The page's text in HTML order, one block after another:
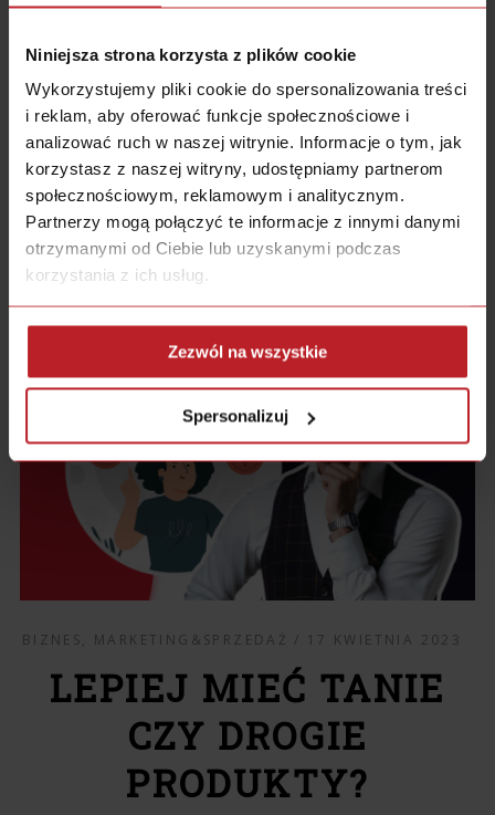
Niniejsza strona korzysta z plików cookie
Wykorzystujemy pliki cookie do spersonalizowania treści
i reklam, aby oferować funkcje społecznościowe i
analizować ruch w naszej witrynie. Informacje o tym, jak
korzystasz z naszej witryny, udostępniamy partnerom
społecznościowym, reklamowym i analitycznym.
Partnerzy mogą połączyć te informacje z innymi danymi
otrzymanymi od Ciebie lub uzyskanymi podczas
korzystania z ich usług.
Zezwól na wszystkie
Spersonalizuj
Chcesz wystartować z biznesem online, ale
nie masz pojęcia od czego zacząć? Zadań i
możliwości jest tyle, że nie wiesz na czym się
skupić?…
CZYTAJ CAŁOŚĆ
BIZNES, MARKETING&SPRZEDAŻ 17 KWIETNIA 2023
LEPIEJ MIEĆ TANIE
CZY DROGIE
PRODUKTY?